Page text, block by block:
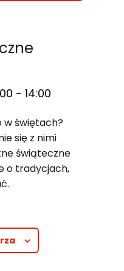
- 14:00
w świętach?
się z nimi
świąteczne
o tradycjach,